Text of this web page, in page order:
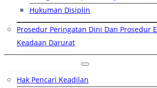
Hukuman Disiplin
Prosedur Peringatan Dini Dan Prosedur
Keadaan Darurat
Hak Pencari Keadilan